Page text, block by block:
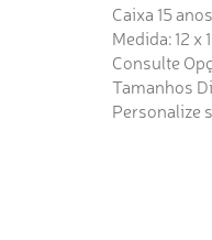
Caixa 15
Medida: 12 x
Consulte
Tamanhos
Personalize